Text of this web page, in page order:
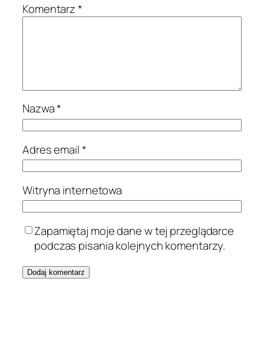
Komentarz*
Nazwa*
Adres email*
Witryna internetowa
Zapamiętaj moje dane w tej przeglądarce
podczas pisania kolejnych komentarzy.